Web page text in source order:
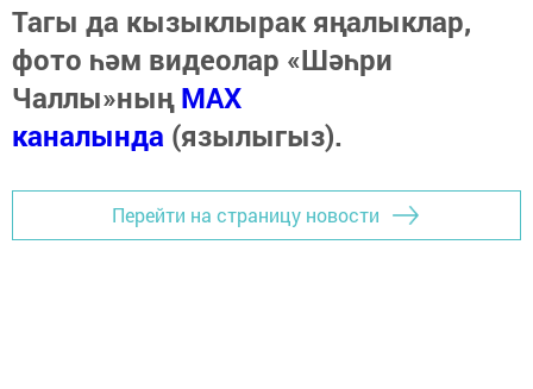
Тагы да кызыклырак яңалыклар,
фото һәм видеолар «Шәһри
Чаллы»ныңMAX
каналында (язылыгыз).
Перейти на страницу новости